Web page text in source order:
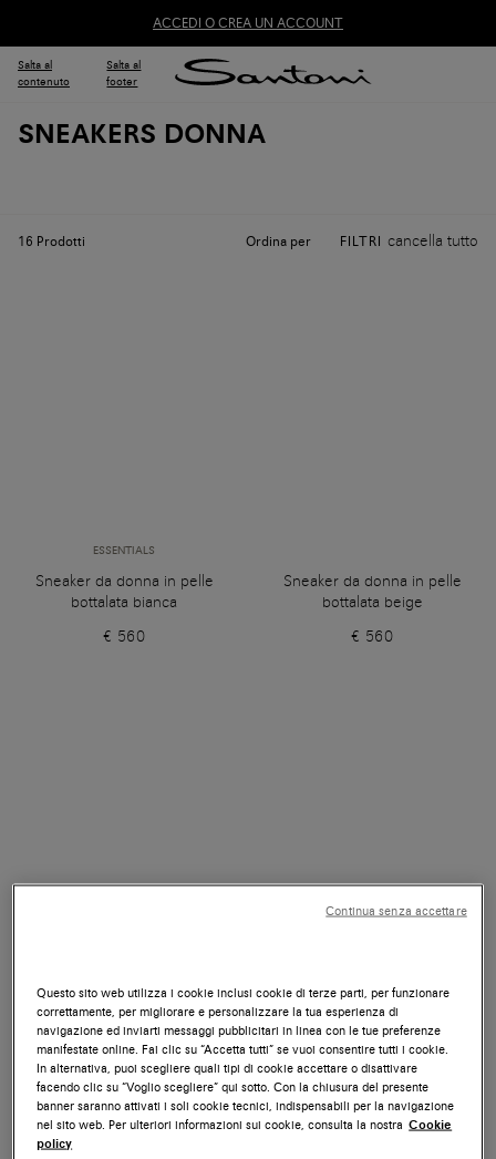
ACCEDI O CREA UN ACCOUNT
Salta al
contenuto
Salta al
footer
SNEAKERS DONNA
16 Prodotti Ordina per FILTRI cancella tutto
ESSENTIALS
Sneaker da donna in pelle
bottalata bianca
€ 560
Sneaker da donna in pelle
bottalata beige
€ 560
Sneaker da donna in suede
beige
€ 690
NUOVA COLLEZIONE
Sneaker da donna in suede
bordeaux
€ 660
Questo sito web utilizza i cookie inclusi cookie di terze parti, per funzionare
correttamente, per migliorare e personalizzare la tua esperienza di
navigazione ed inviarti messaggi pubblicitari in linea con le tue preferenze
manifestate online. Fai clic su “Accetta tutti” se vuoi consentire tutti i cookie.
In alternativa, puoi scegliere quali tipi di cookie accettare o disattivare
facendo clic su “Voglio scegliere” qui sotto. Con la chiusura del presente
banner saranno attivati i soli cookie tecnici, indispensabili per la navigazione
nel sito web. Per ulteriori informazioni sui cookie, consulta la nostra Cookie
policy
Continua senza accettare